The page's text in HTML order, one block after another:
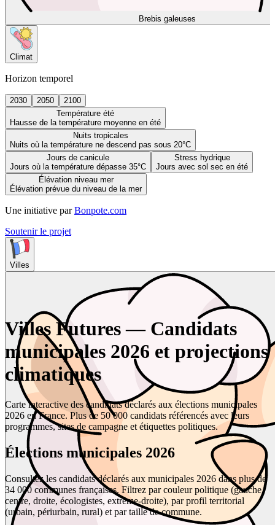
Brebis galeuses
Climat
Horizon temporel
2030 2050
2100
Température été
Hausse de la température moyenne en été
Nuits tropicales
Nuits où la température ne descend pas sous 20°C
Jours de canicule
Jours où la température dépasse 35°C
Stress hydrique
Jours avec sol sec en été
Élévation niveau mer
Élévation prévue du niveau de la mer
Une initiative par Bonpote.com
Soutenir le projet
Villes
Villes Futures — Candidats
municipales 2026 et projections
climatiques
Carte interactive des candidats déclarés aux élections municipales
2026 en France. Plus de 50 000 candidats référencés avec leurs
programmes, sites de campagne et étiquettes politiques.
Élections municipales 2026
Consultez les candidats déclarés aux municipales 2026 dans plus de
34 000 communes françaises. Filtrez par couleur politique (gauche,
centre, droite, écologistes, extrême-droite), par profil territorial
(urbain, périurbain, rural) et par taille de commune.